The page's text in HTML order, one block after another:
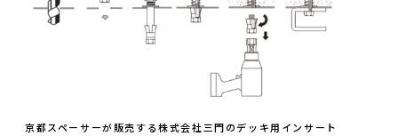
京都スペーサーが販売する株式会社三門のデッキ用インサート